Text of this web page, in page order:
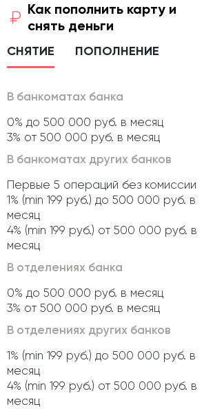
Как пополнить карту и
снять деньги
СНЯТИЕ ПОПОЛНЕНИЕ
В банкоматах банка
0% до 500 000 руб. в месяц
3% от 500 000 руб. в месяц
В банкоматах других банков
Первые 5 операций без комиссии
1% (min 199 руб.) до 500 000 руб. в
месяц
4% (min 199 руб.) от 500 000 руб. в
месяц
В отделениях банка
0% до 500 000 руб. в месяц
3% от 500 000 руб. в месяц
В отделениях других банков
1% (min 199 руб.) до 500 000 руб. в
месяц
4% (min 199 руб.) от 500 000 руб. в
месяц